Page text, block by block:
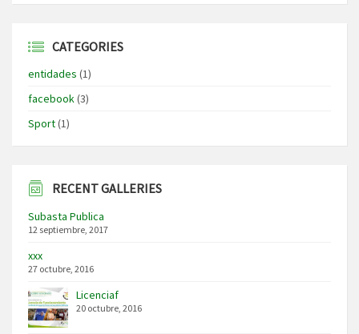
CATEGORIES
entidades (1)
facebook(3)
Sport(1)
RECENT GALLERIES
Subasta Publica
12 septiembre, 2017
xxx
27 octubre, 2016
Licenciaf
20 octubre, 2016